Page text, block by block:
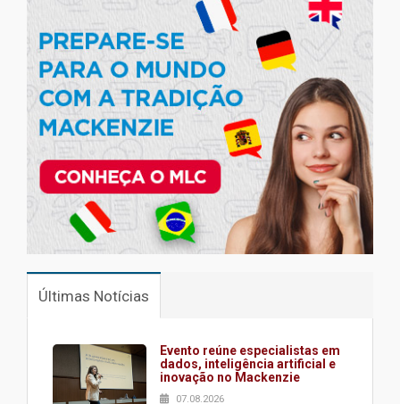
Últimas Notícias
Evento reúne especialistas em
dados, inteligência artificial e
inovação no Mackenzie
07.08.2026